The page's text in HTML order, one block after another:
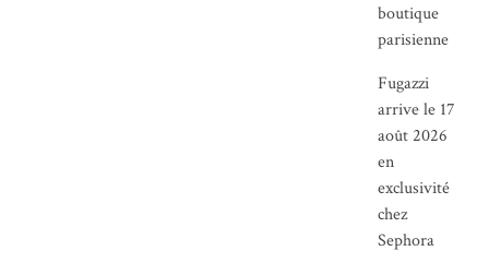
boutique
parisienne
Fugazzi
arrive le 17
août 2026
en
exclusivité
chez
Sephora